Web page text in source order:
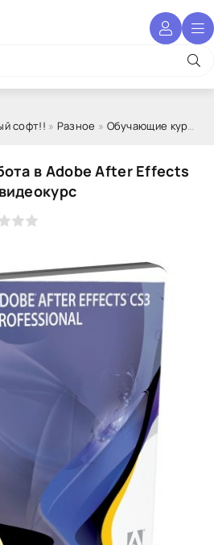
софт!! » Разное » Обучающие курсы
в Adobe After Effects